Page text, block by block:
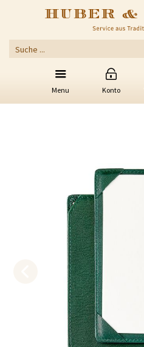
Menu Konto